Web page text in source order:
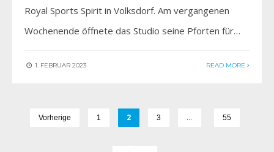
Royal Sports Spirit in Volksdorf. Am vergangenen
Wochenende öffnete das Studio seine Pforten für…
1. FEBRUAR 2023 READ MORE
Vorherige 1 2 3 … 55